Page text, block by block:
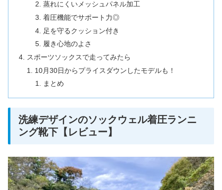
蒸れにくいメッシュパネル加工
着圧機能でサポート力◎
足を守るクッション付き
履き心地のよさ
スポーツソックスで走ってみたら
10月30日からプライスダウンしたモデルも！
まとめ
洗練デザインのソックウェル着圧ランニ
ング靴下【レビュー】